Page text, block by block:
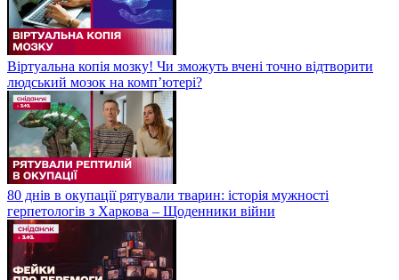
Віртуальна копія мозку! Чи зможуть вчені точно відтворити
людський мозок на компʼютері?
80 днів в окупації рятували тварин: історія мужності
герпетологів з Харкова – Щоденники війни